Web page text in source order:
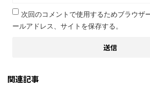
次回のコメントで使用するためブラウザ
ールアドレス、サイトを保存する。
関連記事